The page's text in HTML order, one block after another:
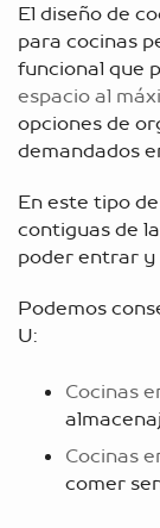
El diseño de
para cocinas
funcional que p
espacio al
opciones de
demandados
En este tipo
contiguas de
poder entrar y
Podemos
U:
Cocinas
Cocinas
comer